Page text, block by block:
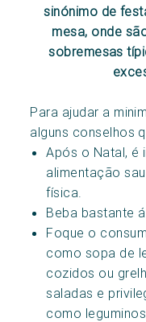
sinónimo de
mesa, onde
sobremesas
Para ajudar a
alguns conselhos
Após o Natal, é
alimentação
física.
Beba bastante
Foque o
como sopa de
cozidos ou
saladas e
como